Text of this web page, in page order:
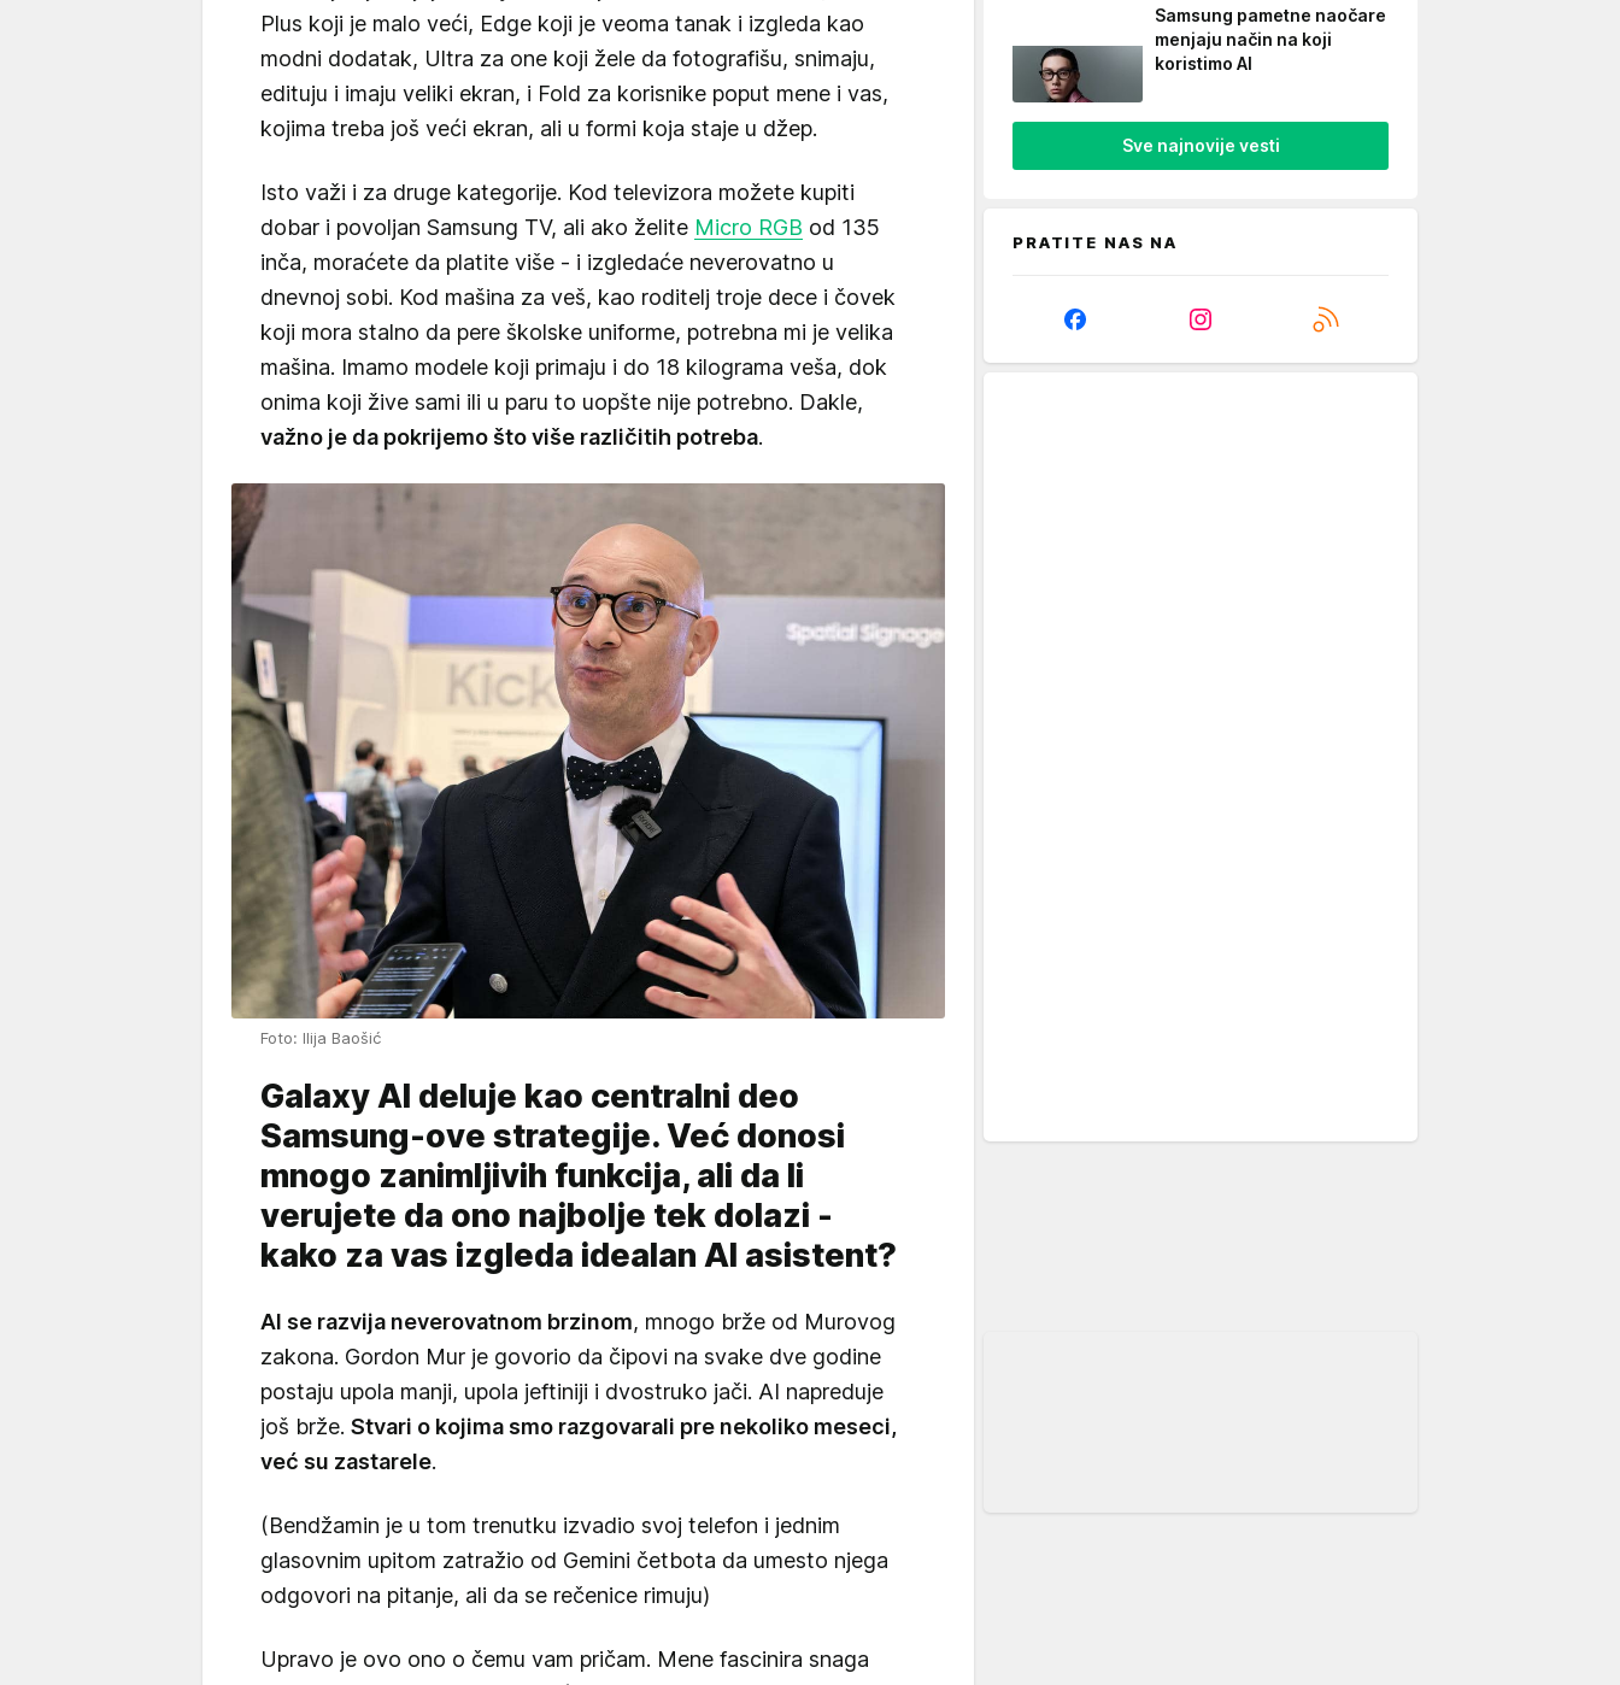
Plus koji je malo veći, Edge koji je veoma tanak i izgleda kao
modni dodatak, Ultra za one koji žele da fotografišu, snimaju,
edituju i imaju veliki ekran, i Fold za korisnike poput mene i vas,
kojima treba još veći ekran, ali u formi koja staje u džep.
Isto važi i za druge kategorije. Kod televizora možete kupiti
dobar i povoljan Samsung TV, ali ako želite Micro RGB od 135
inča, moraćete da platite više - i izgledaće neverovatno u
dnevnoj sobi. Kod mašina za veš, kao roditelj troje dece i čovek
koji mora stalno da pere školske uniforme, potrebna mi je velika
mašina. Imamo modele koji primaju i do 18 kilograma veša, dok
onima koji žive sami ili u paru to uopšte nije potrebno. Dakle,
važno je da pokrijemo što više različitih potreba.
Foto: Ilija Baošić
Galaxy AI deluje kao centralni deo
Samsung-ove strategije. Već donosi
mnogo zanimljivih funkcija, ali da li
verujete da ono najbolje tek dolazi -
kako za vas izgleda idealan AI asistent?
AI se razvija neverovatnom brzinom, mnogo brže od Murovog
zakona. Gordon Mur je govorio da čipovi na svake dve godine
postaju upola manji, upola jeftiniji i dvostruko jači. AI napreduje
još brže. Stvari o kojima smo razgovarali pre nekoliko meseci,
već su zastarele.
(Bendžamin je u tom trenutku izvadio svoj telefon i jednim
glasovnim upitom zatražio od Gemini četbota da umesto njega
odgovori na pitanje, ali da se rečenice rimuju)
Upravo je ovo ono o čemu vam pričam. Mene fascinira snaga
Samsung pametne naočare
menjaju način na koji
koristimo AI
Sve najnovije vesti
PRATITE NAS NA